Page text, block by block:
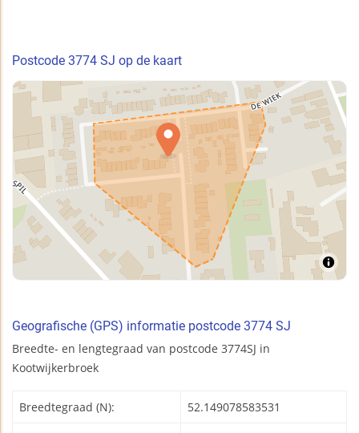
Postcode 3774 SJ op de kaart
Geografische (GPS) informatie postcode 3774 SJ
Breedte- en lengtegraad van postcode 3774SJ in
Kootwijkerbroek
Breedtegraad (N): 52.149078583531